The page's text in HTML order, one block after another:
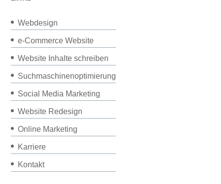
Webdesign
e-Commerce Website
Website Inhalte schreiben
Suchmaschinenoptimierung
Social Media Marketing
Website Redesign
Online Marketing
Karriere
Kontakt